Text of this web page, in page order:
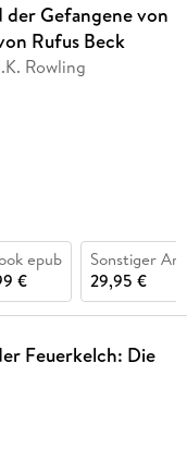
Gefangene von
Rufus Beck
Rowling
epub
€
Sonstiger
29,95 €
Feuerkelch: Die